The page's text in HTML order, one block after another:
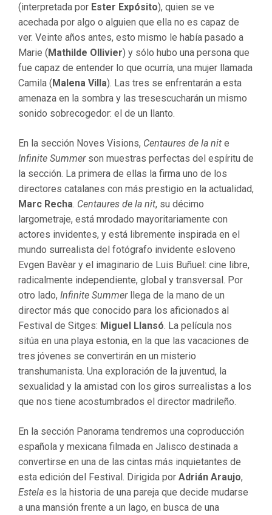
(interpretada por Ester Expósito), quien se ve
acechada por algo o alguien que ella no es capaz de
ver. Veinte años antes, esto mismo le había pasado a
Marie (Mathilde Ollivier) y sólo hubo una persona que
fue capaz de entender lo que ocurría, una mujer llamada
Camila (Malena Villa). Las tres se enfrentarán a esta
amenaza en la sombra y las tresescucharán un mismo
sonido sobrecogedor: el de un llanto.
En la sección Noves Visions, Centaures de la nit e
Infinite Summer son muestras perfectas del espíritu de
la sección. La primera de ellas la firma uno de los
directores catalanes con más prestigio en la actualidad,
Marc Recha. Centaures de la nit, su décimo
largometraje, está mrodado mayoritariamente con
actores invidentes, y está libremente inspirada en el
mundo surrealista del fotógrafo invidente esloveno
Evgen Bavèar y el imaginario de Luis Buñuel: cine libre,
radicalmente independiente, global y transversal. Por
otro lado, Infinite Summerllega de la mano de un
director más que conocido para los aficionados al
Festival de Sitges: Miguel Llansó. La película nos
sitúa en una playa estonia, en la que las vacaciones de
tres jóvenes se convertirán en un misterio
transhumanista. Una exploración de la juventud, la
sexualidad y la amistad con los giros surrealistas a los
que nos tiene acostumbrados el director madrileño.
En la sección Panorama tendremos una coproducción
española y mexicana filmada en Jalisco destinada a
convertirse en una de las cintas más inquietantes de
esta edición del Festival. Dirigida por Adrián Araujo,
Estela es la historia de una pareja que decide mudarse
a una mansión frente a un lago, en busca de una